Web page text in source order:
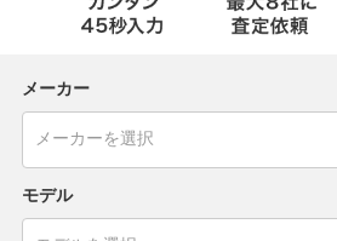
メーカー
モデル